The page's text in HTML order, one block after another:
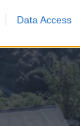
Data Access